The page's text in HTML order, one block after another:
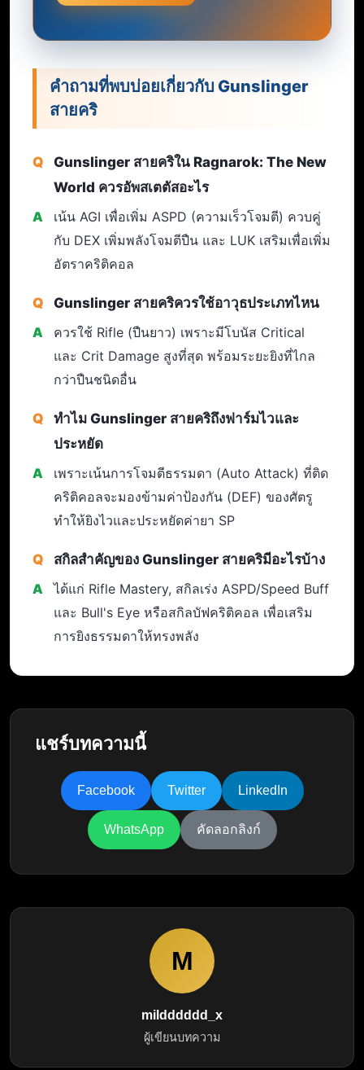
คำถามที่พบบ่อยเกี่ยวกับ Gunslinger
สายคริ
Gunslinger สายคริใน Ragnarok: The New
World ควรอัพสเตตัสอะไร
เน้น AGI เพื่อเพิ่ม ASPD (ความเร็วโจมตี) ควบคู่
กับ DEX เพิ่มพลังโจมตีปืน และ LUK เสริมเพื่อเพิ่ม
อัตราคริติคอล
Gunslinger สายคริควรใช้อาวุธประเภทไหน
ควรใช้ Rifle (ปืนยาว) เพราะมีโบนัส Critical
และ Crit Damage สูงที่สุด พร้อมระยะยิงที่ไกล
กว่าปืนชนิดอื่น
ทำไม Gunslinger สายคริถึงฟาร์มไวและ
ประหยัด
เพราะเน้นการโจมตีธรรมดา (Auto Attack) ที่ติด
คริติคอลจะมองข้ามค่าป้องกัน (DEF) ของศัตรู
ทำให้ยิงไวและประหยัดค่ายา SP
สกิลสำคัญของ Gunslinger สายคริมีอะไรบ้าง
ได้แก่ Rifle Mastery, สกิลเร่ง ASPD/Speed Buff
และ Bull's Eye หรือสกิลบัฟคริติคอล เพื่อเสริม
การยิงธรรมดาให้ทรงพลัง
แชร์บทความนี้
Facebook Twitter LinkedIn
WhatsApp คัดลอกลิงก์
M
mildddddd_x
ผู้เขียนบทความ